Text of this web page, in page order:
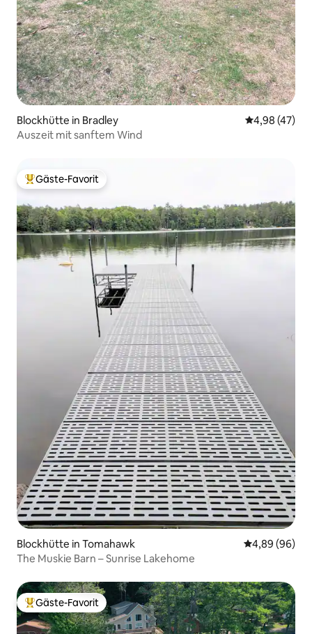
Blockhütte in Bradley
4,98 (47)
Auszeit mit sanftem Wind
Beliebter Gäste-Favorit.
Gäste-Favorit
Blockhütte in Tomahawk
4,89 (96)
The Muskie Barn – Sunrise Lakehome
Beliebter Gäste-Favorit.
Gäste-Favorit